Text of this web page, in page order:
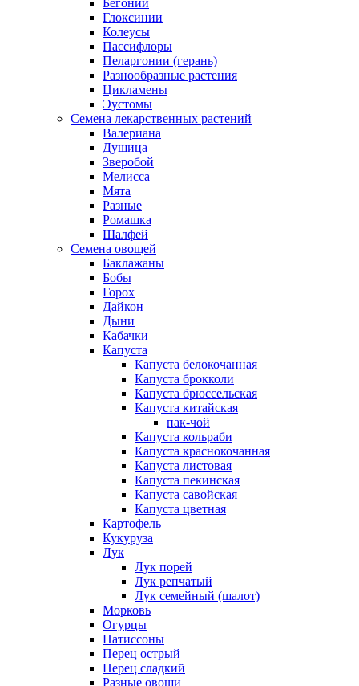
Бегонии
Глоксинии
Колеусы
Пассифлоры
Пеларгонии (герань)
Разнообразные растения
Цикламены
Эустомы
Семена лекарственных растений
Валериана
Душица
Зверобой
Мелисса
Мята
Разные
Ромашка
Шалфей
Семена овощей
Баклажаны
Бобы
Горох
Дайкон
Дыни
Кабачки
Капуста
Капуста белокочанная
Капуста брокколи
Капуста брюссельская
Капуста китайская
пак-чой
Капуста кольраби
Капуста краснокочанная
Капуста листовая
Капуста пекинская
Капуста савойская
Капуста цветная
Картофель
Кукуруза
Лук
Лук порей
Лук репчатый
Лук семейный (шалот)
Морковь
Огурцы
Патиссоны
Перец острый
Перец сладкий
Разные овощи